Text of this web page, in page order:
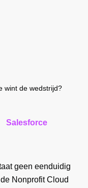
wint de wedstrijd?
Salesforce
geen eenduidig
Nonprofit Cloud